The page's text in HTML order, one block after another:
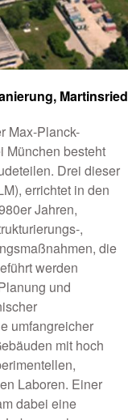
Martinsried
Max-Planck-
München besteht
Drei dieser
errichtet in den
Jahren,
,
die
werden
und
umfangreicher
mit hoch
Laboren. Einer
dabei eine